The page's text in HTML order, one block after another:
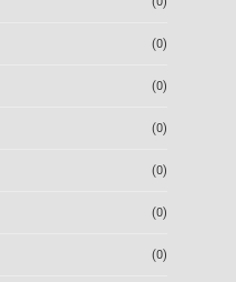
(0)
(0)
(0)
(0)
(0)
(0)